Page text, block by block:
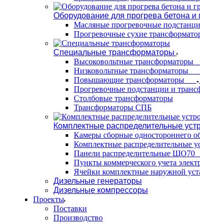
Оборудование для прогрева бетона и
Масляные прогревочные
Прогревочные сухие
Специальные трансформаторы
Высоковольтные трансформаторы
Низковольтные трансформаторы
Повышающие трансформаторы
Прогревочные подстанции и
Столбовые трансформаторы
Трансформаторы СПБ
Комплектные распределительные
Камеры сборные одностороннего
Комплектные распределительные
Панели распределительные ЩО70
Пункты коммерческого учета
Ячейки комплектные наружной
Дизельные генераторы
Дизельные компрессоры
Проекты
Поставки
Производство